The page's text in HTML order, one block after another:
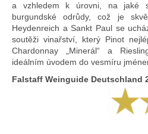
a vzhledem k úrovni, na jaké
burgundské odrůdy, což je
Heydenreich a Sankt Paul se
soutěži vinařství, který Pinot
Chardonnay „Minerál“ a
ideálním úvodem do vesmíru
Falstaff Weinguide Deutschland